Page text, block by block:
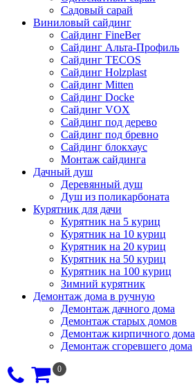
Садовый сарай
Виниловый сайдинг
Сайдинг FineBer
Сайдинг Альта-Профиль
Сайдинг TECOS
Сайдинг Holzplast
Сайдинг Mitten
Сайдинг Docke
Сайдинг VOX
Сайдинг под дерево
Сайдинг под бревно
Сайдинг блокхаус
Монтаж сайдинга
Дачный душ
Деревянный душ
Душ из поликарбоната
Курятник для дачи
Курятник на 5 куриц
Курятник на 10 куриц
Курятник на 20 куриц
Курятник на 50 куриц
Курятник на 100 куриц
Зимний курятник
Демонтаж дома в ручную
Демонтаж дачного дома
Демонтаж старых домов
Демонтаж кирпичного дома
Демонтаж сгоревшего дома
0